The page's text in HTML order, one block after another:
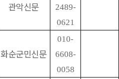
관악신문
2489-
0621
화순군민신문
010-
6608-
0058